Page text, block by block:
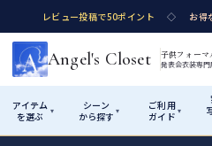
レビュー投稿で50ポイント ◇ お得
Angel's Closet 子供フォー
発表会衣装専
アイテム
を選ぶ
▾
シーン
から探す ▾
ご利用
ガイド ▾